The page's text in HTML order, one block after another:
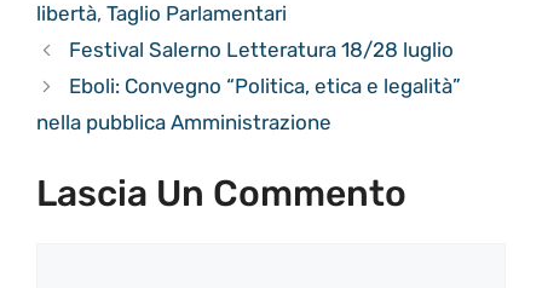
libertà, Taglio Parlamentari
Festival Salerno Letteratura 18/28 luglio
Eboli: Convegno “Politica, etica e legalità”
nella pubblica Amministrazione
Lascia Un Commento